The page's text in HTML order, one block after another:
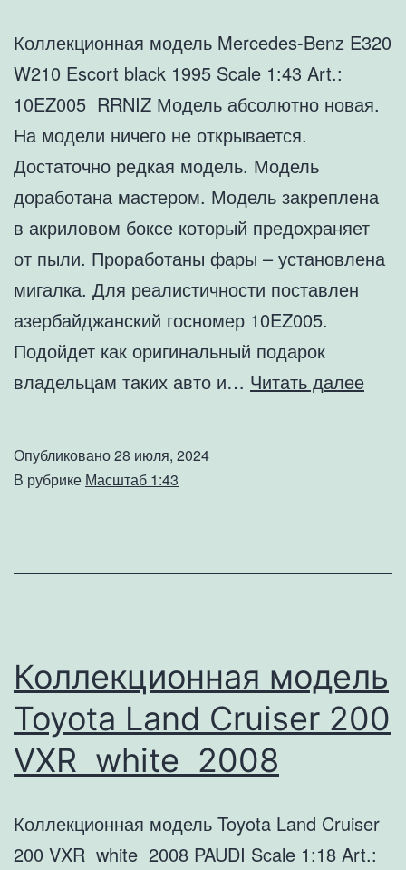
Коллекционная модель Mercedes-Benz E320
W210 Escort black 1995 Scale 1:43 Art.:
10EZ005 RRNIZ Модель абсолютно новая.
На модели ничего не открывается.
Достаточно редкая модель. Модель
доработана мастером. Модель закреплена
в акриловом боксе который предохраняет
от пыли. Проработаны фары – установлена
мигалка. Для реалистичности поставлен
азербайджанский госномер 10EZ005.
Подойдет как оригинальный подарок
владельцам таких авто и… Читать далее
Опубликовано28 июля, 2024
В рубрике Масштаб 1:43
Коллекционная модель
Toyota Land Cruiser 200
VXR white 2008
Коллекционная модель Toyota Land Cruiser
200 VXR white 2008 PAUDI Scale 1:18 Art.: